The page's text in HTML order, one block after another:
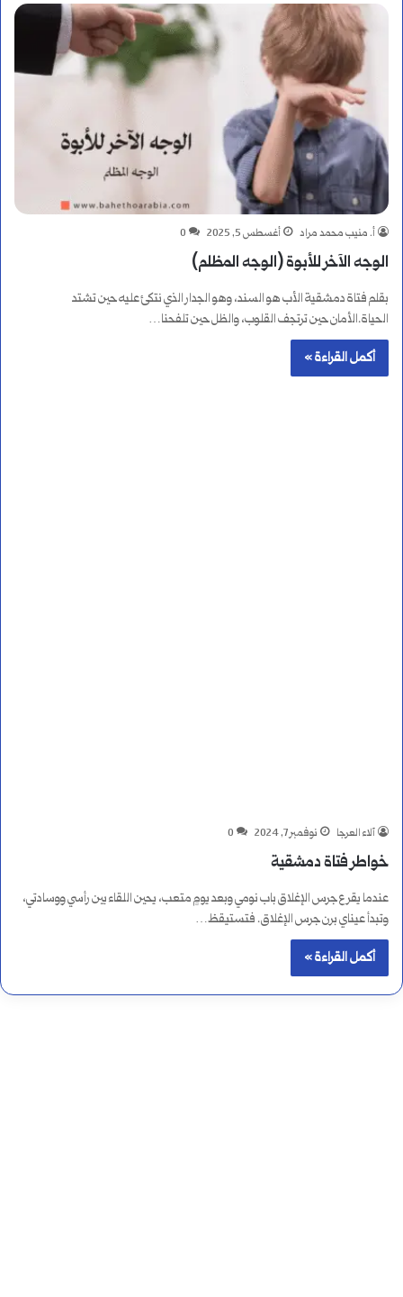
أ. منيب محمد مراد أغسطس 5, 2025 0
الوجه الآخر للأبوة (الوجه المظلم)
بقلم فتاة دمشقية الأب هو السند، وهو الجدار الذي نتكئ عليه حين تشتد
الحياة.الأمان حين ترتجف القلوب، والظل حين تلفحنا…
أكمل القراءة »
آلاء العرجا نوفمبر 7, 2024 0
خواطر فتاة دمشقية
عندما يقرع جرس الإغلاق باب نومي وبعد يومٍ متعب، يحين اللقاء بين رأسي ووسادتي،
وتبدأ عيناي برن جرس الإغلاق. فتستيقظ…
أكمل القراءة »